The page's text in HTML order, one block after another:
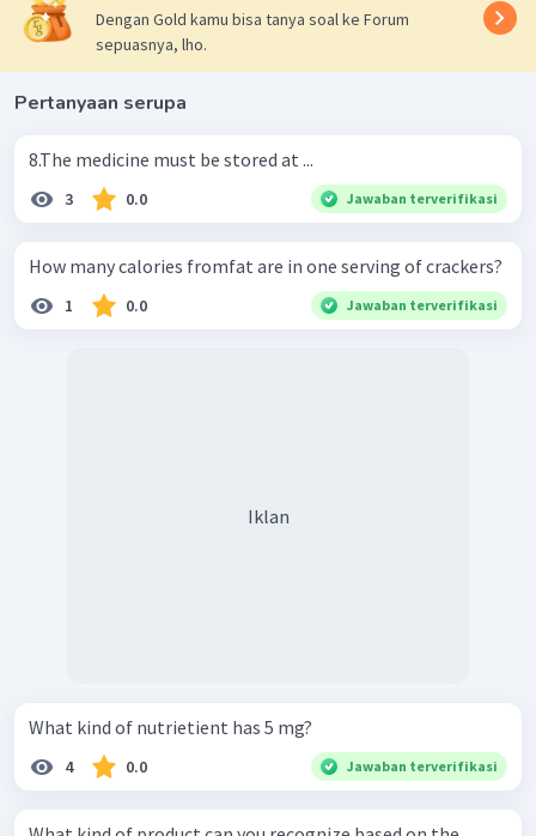
Dengan Gold kamu bisa tanya soal ke Forum
sepuasnya, lho.
Pertanyaan serupa
8.The medicine must be stored at ...
3 0.0 Jawaban terverifikasi
How many calories fromfat are in one serving of crackers?
1 0.0 Jawaban terverifikasi
Iklan
What kind of nutrietient has 5 mg?
4 0.0 Jawaban terverifikasi